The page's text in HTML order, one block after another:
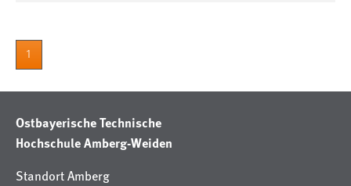
1
Ostbayerische Technische
Hochschule Amberg-Weiden
Standort Amberg